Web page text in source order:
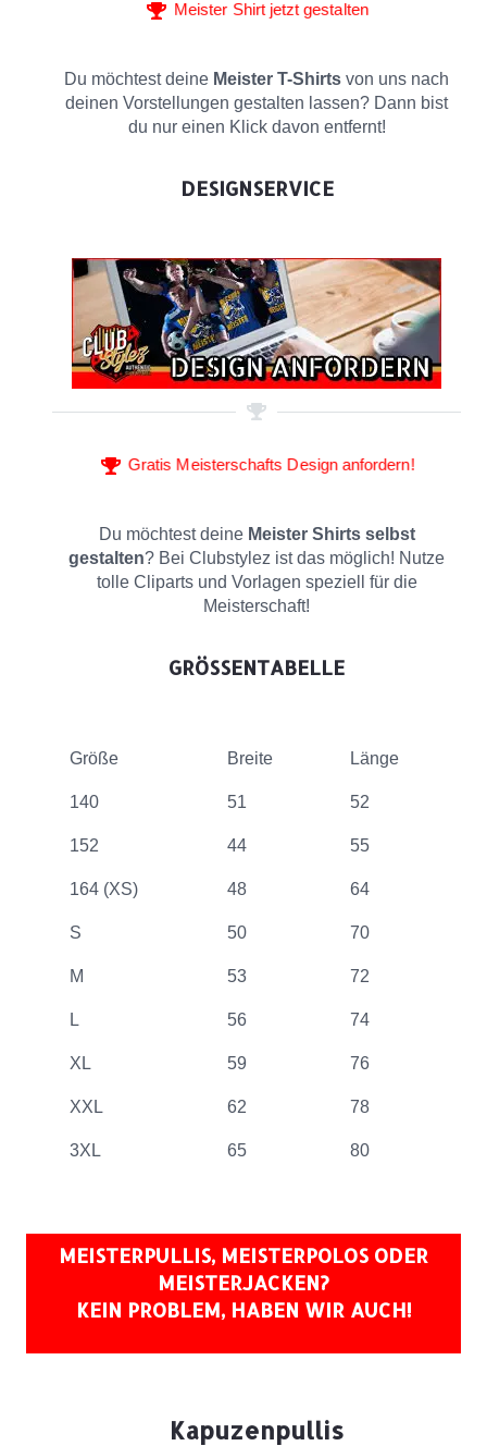
Meister Shirt jetzt gestalten
Du möchtest deine Meister T-Shirts von uns nach
deinen Vorstellungen gestalten lassen? Dann bist
du nur einen Klick davon entfernt!
DESIGNSERVICE
Gratis Meisterschafts Design anfordern!
Du möchtest deine Meister Shirts selbst
gestalten? Bei Clubstylez ist das möglich! Nutze
tolle Cliparts und Vorlagen speziell für die
Meisterschaft!
GRÖSSENTABELLE
Größe Breite Länge
140 51 52
152 44 55
164 (XS) 48 64
S 50 70
M 53 72
L 56 74
XL 59 76
XXL 62 78
3XL 65 80
MEISTERPULLIS, MEISTERPOLOS ODER
MEISTERJACKEN?
KEIN PROBLEM, HABEN WIR AUCH!
Kapuzenpullis